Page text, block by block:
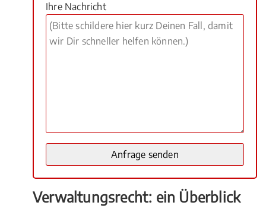
Ihre Nachricht
Verwaltungsrecht: ein Überblick